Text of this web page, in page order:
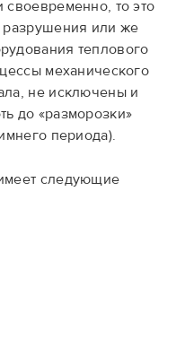
то это
разрушения или же
теплового
механического
не исключены и
до «разморозки»
периода).
следующие